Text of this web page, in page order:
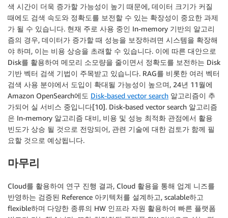
색 시간이 더욱 증가할 가능성이 높기 때문에, 데이터 크기가 커질
때에도 검색 속도와 정확도를 보전할 수 있는 확장성이 중요한 과제
가 될 수 있습니다. 현재 주로 사용 중인 In-memory 기반의 알고리
즘의 경우, 데이터가 증가할 때 성능을 보장하려면 시스템을 확장해
야 하며, 이는 비용 상승을 초래할 수 있습니다. 이에 따른 대안으로
Disk를 활용하여 메모리 소모량을 줄이면서 정확도를 보전하는 Disk
기반 벡터 검색 기법이 주목받고 있습니다. RAG를 비롯한 여러 벡터
검색 사용 분야에서 도입이 확대될 가능성이 높으며, 24년 11월에
Amazon OpenSearch에도 Disk-based vector search 알고리즘이 추
가되어 실 서비스 중입니다[10]. Disk-based vector search 알고리즘
은 In-memory 알고리즘 대비, 비용 및 성능 최적화 관점에서 활용
빈도가 상승 될 것으로 전망되어, 관련 기술에 대한 검토가 함께 필
요할 것으로 예상됩니다.
마무리
Cloud를 활용하여 연구 진행 결과, Cloud 활용을 통해 업계 니즈를
반영하는 검증된 Reference 아키텍처를 설계하고, scalable하고
flexible하며 다양한 종류의 HW 인프라 자원 활용하여 빠른 플랫폼